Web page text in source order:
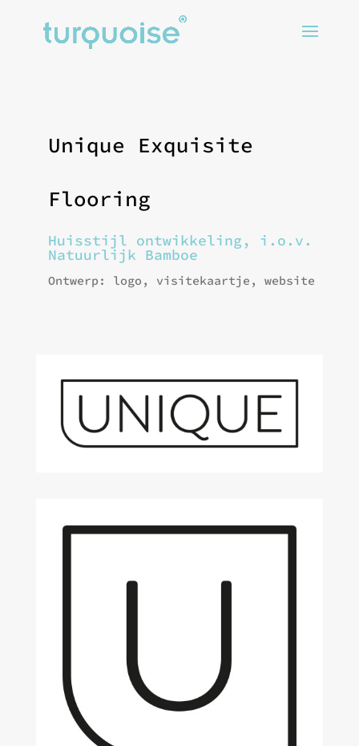
Unique Exquisite
Flooring
Huisstijl ontwikkeling, i.o.v.
Natuurlijk Bamboe
Ontwerp: logo, visitekaartje, website